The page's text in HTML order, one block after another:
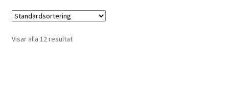
Checkout
My account
Visar alla 12 resultat